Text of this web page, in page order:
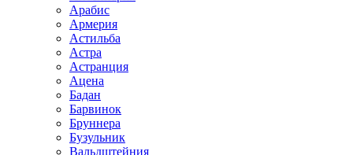
Арабис
Армерия
Астильба
Астра
Астранция
Ацена
Бадан
Барвинок
Бруннера
Бузульник
Вальдштейния